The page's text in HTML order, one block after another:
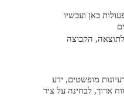
כאן ועכשיו
הקבוצה
מופשטים, ידע
ארוך, לבחינה על ציר